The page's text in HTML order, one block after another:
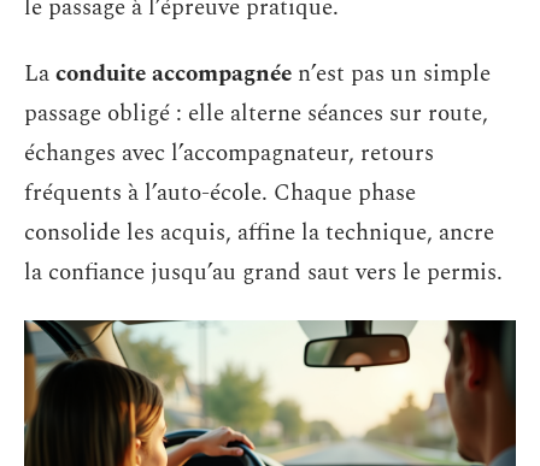
le passage à l’épreuve pratique.
Laconduite accompagnée n’est pas un simple
passage obligé : elle alterne séances sur route,
échanges avec l’accompagnateur, retours
fréquents à l’auto-école. Chaque phase
consolide les acquis, affine la technique, ancre
la confiance jusqu’au grand saut vers le permis.